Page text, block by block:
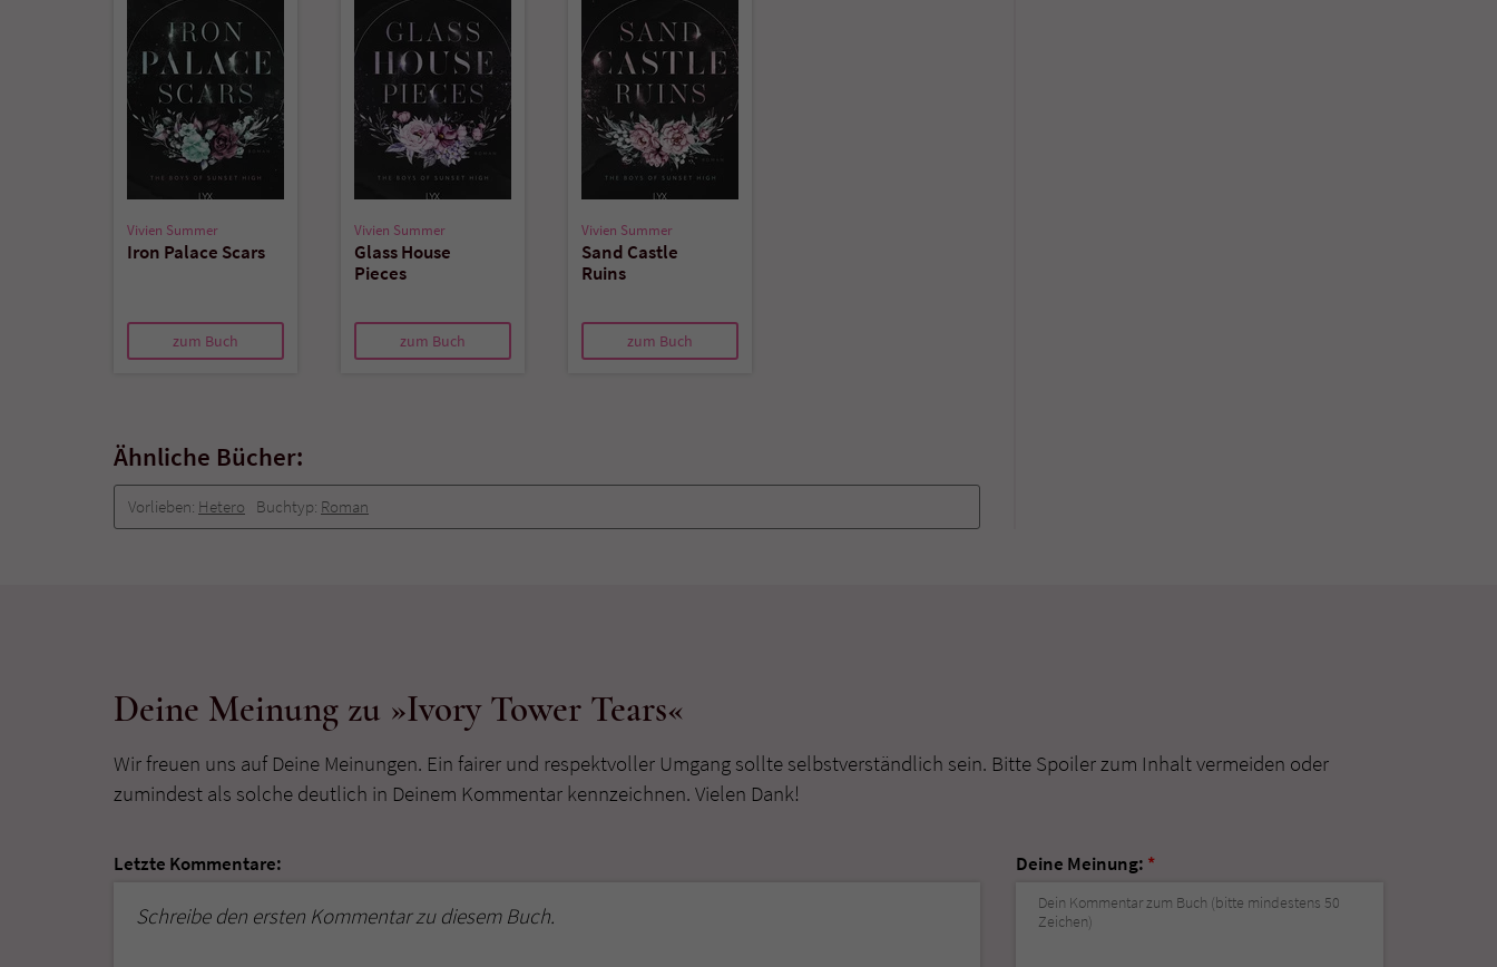
Vivien Summer
Iron Palace Scars
zum Buch
Vivien Summer
Glass House
Pieces
zum Buch
Vivien Summer
Sand Castle
Ruins
zum Buch
Ähnliche Bücher:
Vorlieben: Hetero Buchtyp: Roman
Deine Meinung zu »Ivory Tower Tears«
Wir freuen uns auf Deine Meinungen. Ein fairer und respektvoller Umgang sollte selbstverständlich sein. Bitte Spoiler zum Inhalt vermeiden oder
zumindest als solche deutlich in Deinem Kommentar kennzeichnen. Vielen Dank!
Letzte Kommentare:
Schreibe den ersten Kommentar zu diesem Buch.
Deine Meinung: *
überprüfen.